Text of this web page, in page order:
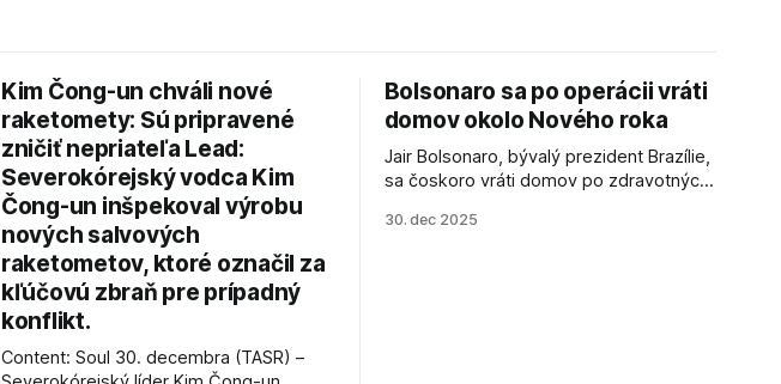
Kim Čong-un chváli nové
raketomety: Sú pripravené
zničiť nepriateľa Lead:
Severokórejský vodca Kim
Čong-un inšpekoval výrobu
nových salvových
raketometov, ktoré označil za
kľúčovú zbraň pre prípadný
konflikt.
Content: Soul 30. decembra (TASR) –
Bolsonaro sa po operácii vráti
domov okolo Nového roka
Jair Bolsonaro, bývalý prezident Brazílie,
sa čoskoro vráti domov po zdravotných
30. dec 2025